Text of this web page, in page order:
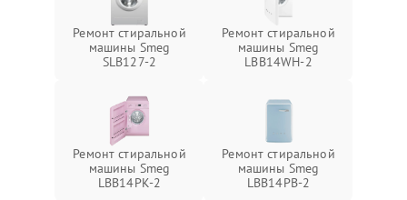
Ремонт стиральной
машины Smeg
SLB127-2
Ремонт стиральной
машины Smeg
LBB14WH-2
Ремонт стиральной
машины Smeg
LBB14PK-2
Ремонт стиральной
машины Smeg
LBB14PB-2